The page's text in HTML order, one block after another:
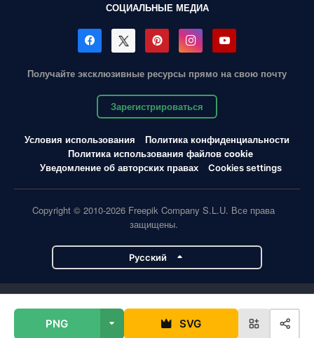
PNG SVG
СОЦИАЛЬНЫЕ МЕДИА
Получайте эксклюзивные ресурсы прямо на свою почту
Зарегистрироваться
Условия использования
Политика конфиденциальности
Политика использования файлов cookie
Уведомление об авторских правах
Cookies settings
Copyright © 2010-2026 Freepik Company S.L.U. Все права
защищены.
Pусский
Flaticon Slidesgo